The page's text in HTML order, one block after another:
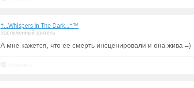
†...Whispers In The Dark...†™
Заслуженный зритель
А мне кажется, что ее смерть инсценировали и она жива =)